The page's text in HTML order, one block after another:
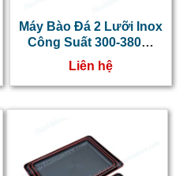
Máy Bào Đá 2 Lưỡi Inox
Công Suất 300-380W
NT0602059
Liên hệ